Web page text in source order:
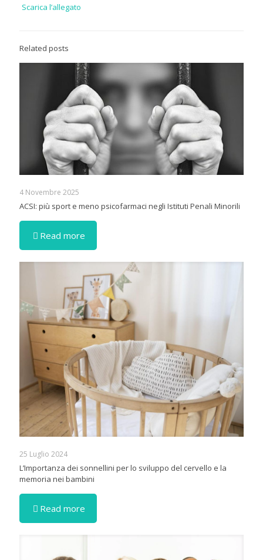
Scarica l’allegato
Related posts
4 Novembre 2025
ACSI: più sport e meno psicofarmaci negli Istituti Penali Minorili
Read more
25 Luglio 2024
L’Importanza dei sonnellini per lo sviluppo del cervello e la
memoria nei bambini
Read more